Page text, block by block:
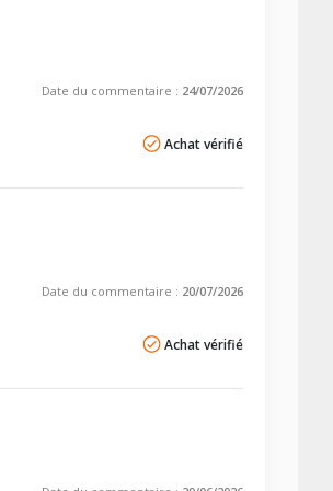
Date du commentaire : 24/07/2026
Achat vérifié
Date du commentaire : 20/07/2026
Achat vérifié